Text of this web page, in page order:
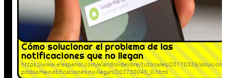
Cómo solucionar el problema de las
notificaciones que no llegan
https://www.elespanol.com/elandroidelibre/tutoriales/20170326/
problema-notificaciones-no-llegan/203730043_0.html